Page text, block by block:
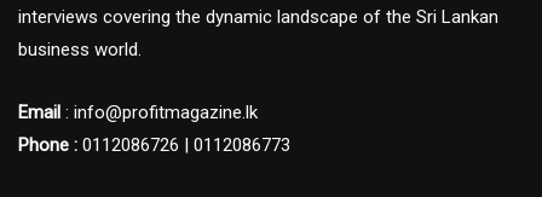
interviews covering the dynamic landscape of the Sri Lankan
business world.
Email : info@profitmagazine.lk
Phone : 0112086726 | 0112086773